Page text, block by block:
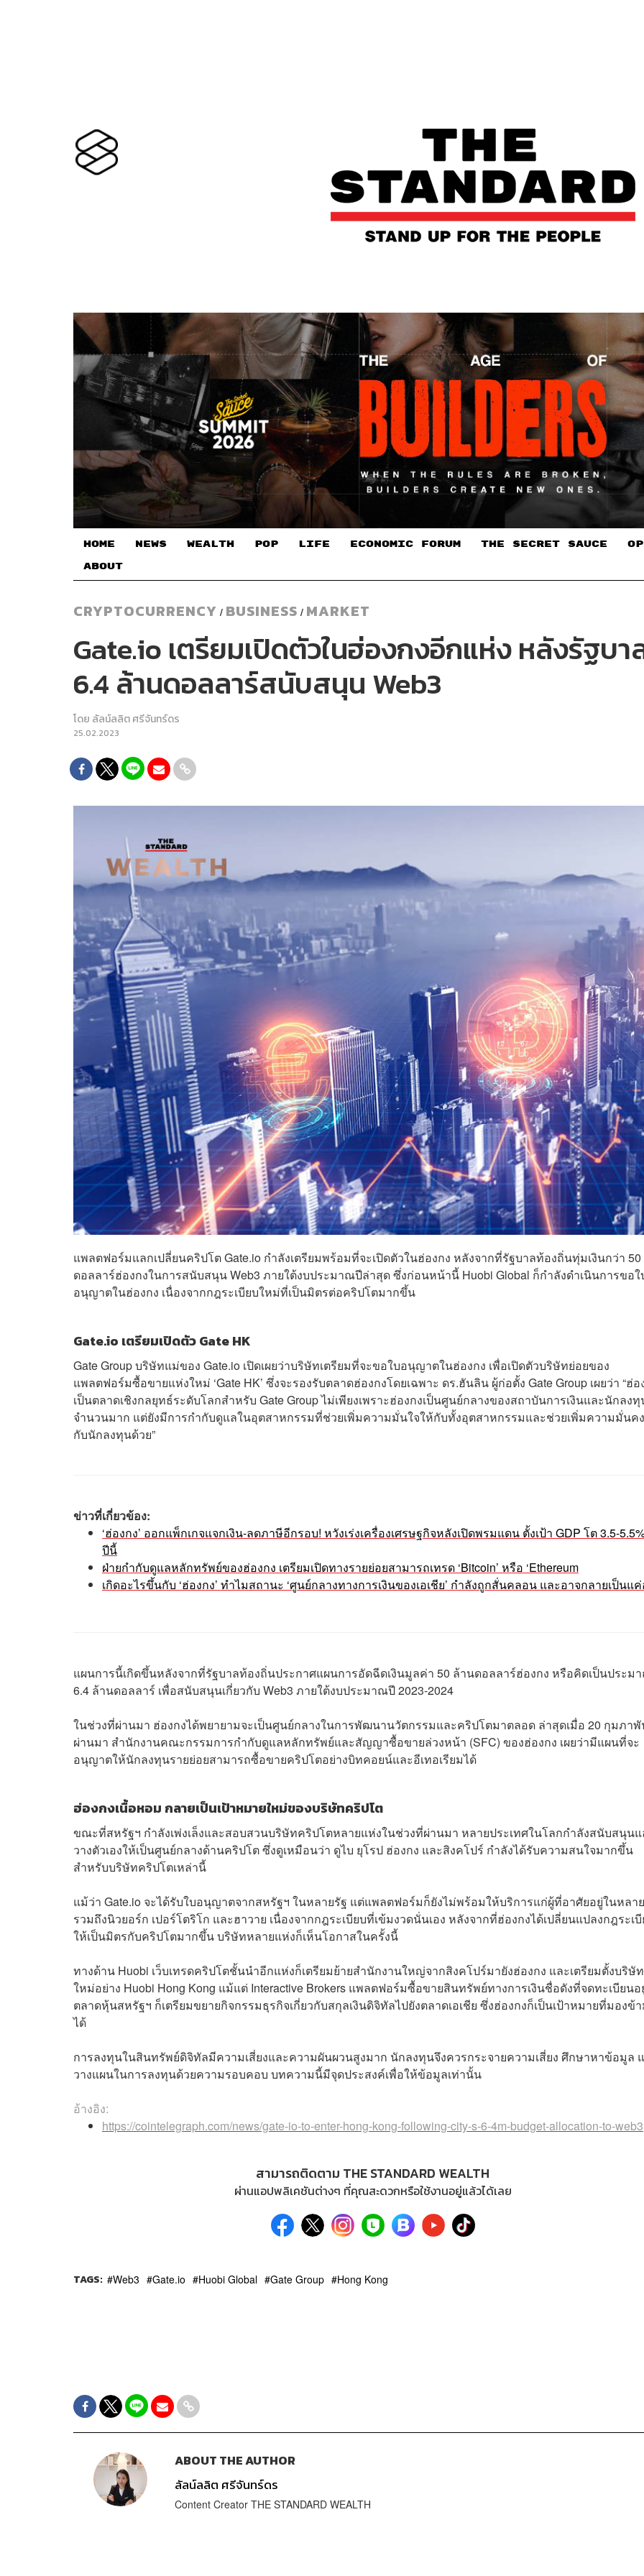
HOME NEWS WEALTH POP LIFE ECONOMIC FORUM THE SECRET SAUCE​
ABOUT
CRYPTOCURRENCY / BUSINESS / MARKET
Gate.io เตรียมเปิดตัวในฮ่องกงอีกแห่ง หลังรัฐบ
6.4 ล้านดอลลาร์สนับสนุน Web3
โดย ลัลน์ลลิต ศรีจันทร์ดร
25.02.2023
แพลตฟอร์มแลกเปลี่ยนคริปโต Gate.io กำลังเตรียมพร้อมที่จะเปิดตัวในฮ่องกง หลังจากที่รัฐบาลท้องถิ่นทุ่มเงินกว่า
ดอลลาร์ฮ่องกงในการสนับสนุน Web3 ภายใต้งบประมาณปีล่าสุด ซึ่งก่อนหน้านี้ Huobi Global ก็กำลังดำเนินการขอใ
อนุญาตในฮ่องกง เนื่องจากกฎระเบียบใหม่ที่เป็นมิตรต่อคริปโตมากขึ้น
Gate.io เตรียมเปิดตัว Gate HK
Gate Group บริษัทแม่ของ Gate.io เปิดเผยว่าบริษัทเตรียมที่จะขอใบอนุญาตในฮ่องกง เพื่อเปิดตัวบริษัทย่อยของ
แพลตฟอร์มซื้อขายแห่งใหม่ ‘Gate HK’ ซึ่งจะรองรับตลาดฮ่องกงโดยเฉพาะ ดร.ฮันลิน ผู้ก่อตั้ง Gate Group เผยว่า “ฮ่อ
เป็นตลาดเชิงกลยุทธ์ระดับโลกสำหรับ Gate Group ไม่เพียงเพราะฮ่องกงเป็นศูนย์กลางของสถาบันการเงินและนักลง
จำนวนมาก แต่ยังมีการกำกับดูแลในอุตสาหกรรมที่ช่วยเพิ่มความมั่นใจให้กับทั้งอุตสาหกรรมและช่วยเพิ่มความมั่นค
กับนักลงทุนด้วย”
ข่าวที่เกี่ยวข้อง:
‘ฮ่องกง’ ออกแพ็กเกจแจกเงิน-ลดภาษีอีกรอบ! หวังเร่งเครื่องเศรษฐกิจหลังเปิดพรมแดน ตั้งเป้า GDP โต 3.5-
ปีนี้
ฝ่ายกำกับดูแลหลักทรัพย์ของฮ่องกง เตรียมเปิดทางรายย่อยสามารถเทรด ‘Bitcoin’ หรือ ‘Ethereum
เกิดอะไรขึ้นกับ ‘ฮ่องกง’ ทำไมสถานะ ‘ศูนย์กลางทางการเงินของเอเชีย’ กำลังถูกสั่นคลอน และอาจกลายเป็นแ
แผนการนี้เกิดขึ้นหลังจากที่รัฐบาลท้องถิ่นประกาศแผนการอัดฉีดเงินมูลค่า 50 ล้านดอลลาร์ฮ่องกง หรือคิดเป็นประม
6.4 ล้านดอลลาร์ เพื่อสนับสนุนเกี่ยวกับ Web3 ภายใต้งบประมาณปี 2023-2024
ในช่วงที่ผ่านมา ฮ่องกงได้พยายามจะเป็นศูนย์กลางในการพัฒนานวัตกรรมและคริปโตมาตลอด ล่าสุดเมื่อ 20 กุมภา
ผ่านมา สำนักงานคณะกรรมการกำกับดูแลหลักทรัพย์และสัญญาซื้อขายล่วงหน้า (SFC) ของฮ่องกง เผยว่ามีแผนที่จะ
อนุญาตให้นักลงทุนรายย่อยสามารถซื้อขายคริปโตอย่างบิทคอยน์และอีเทอเรียมได้
ฮ่องกงเนื้อหอม กลายเป็นเป้าหมายใหม่ของบริษัทคริปโต
ขณะที่สหรัฐฯ กำลังเพ่งเล็งและสอบสวนบริษัทคริปโตหลายแห่งในช่วงที่ผ่านมา หลายประเทศในโลกกำลังสนับสนุนแ
วางตัวเองให้เป็นศูนย์กลางด้านคริปโต ซึ่งดูเหมือนว่า ดูไบ ยุโรป ฮ่องกง และสิงคโปร์ กำลังได้รับความสนใจมากขึ้น
สำหรับบริษัทคริปโตเหล่านี้
แม้ว่า Gate.io จะได้รับใบอนุญาตจากสหรัฐฯ ในหลายรัฐ แต่แพลตฟอร์มก็ยังไม่พร้อมให้บริการแก่ผู้ที่อาศัยอยู่ในหลา
รวมถึงนิวยอร์ก เปอร์โตริโก และฮาวาย เนื่องจากกฎระเบียบที่เข้มงวดนั่นเอง หลังจากที่ฮ่องกงได้เปลี่ยนแปลงกฎระเ
ให้เป็นมิตรกับคริปโตมากขึ้น บริษัทหลายแห่งก็เห็นโอกาสในครั้งนี้
ทางด้าน Huobi เว็บเทรดคริปโตชั้นนำอีกแห่งก็เตรียมย้ายสำนักงานใหญ่จากสิงคโปร์มายังฮ่องกง และเตรียมตั้งบริษั
ใหม่อย่าง Huobi Hong Kong แม้แต่ Interactive Brokers แพลตฟอร์มซื้อขายสินทรัพย์ทางการเงินชื่อดังที่จดทะเบียน
ตลาดหุ้นสหรัฐฯ ก็เตรียมขยายกิจกรรมธุรกิจเกี่ยวกับสกุลเงินดิจิทัลไปยังตลาดเอเชีย ซึ่งฮ่องกงก็เป็นเป้าหมายที่มองข้
ได้
การลงทุนในสินทรัพย์ดิจิทัลมีความเสี่ยงและความผันผวนสูงมาก นักลงทุนจึงควรกระจายความเสี่ยง ศึกษาหาข้อมูล
วางแผนในการลงทุนด้วยความรอบคอบ บทความนี้มีจุดประสงค์เพื่อให้ข้อมูลเท่านั้น
อ้างอิง:
https://cointelegraph.com/news/gate-io-to-enter-hong-kong-following-city-s-6-4m-budget-allocation-to-web3
สามารถติดตาม THE STANDARD WEALTH
ผ่านแอปพลิเคชันต่างๆ ที่คุณสะดวกหรือใช้งานอยู่แล้วได้เลย
TAGS: Web3 Gate.io Huobi Global Gate Group Hong Kong
ABOUT THE AUTHOR
ลัลน์ลลิต ศรีจันทร์ดร
Content Creator THE STANDARD WEALTH